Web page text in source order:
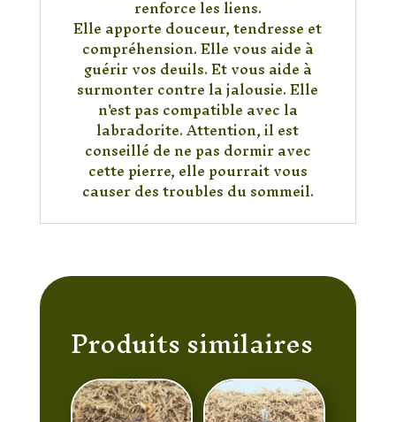
renforce les liens.
Elle apporte douceur, tendresse et
compréhension. Elle vous aide à
guérir vos deuils. Et vous aide à
surmonter contre la jalousie. Elle
n'est pas compatible avec la
labradorite. Attention, il est
conseillé de ne pas dormir avec
cette pierre, elle pourrait vous
causer des troubles du sommeil.
Produits similaires